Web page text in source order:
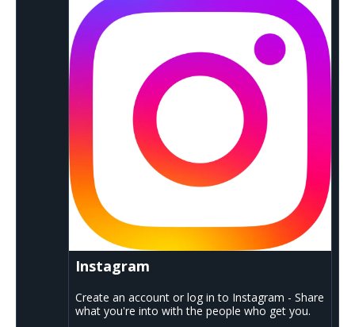
Instagram
Create an account or log in to Instagram - Share
what you're into with the people who get you.